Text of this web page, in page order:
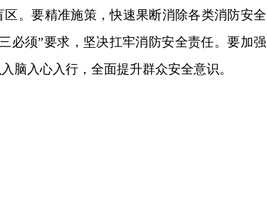
。要精准施策，快速果断消除各类消防安全
必须”要求，坚决扛牢消防安全责任。要加强
脑入心入行，全面提升群众安全意识。